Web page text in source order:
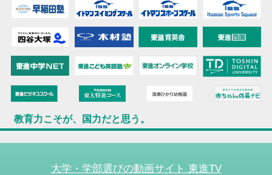
教育力こそが、国力だと思う。
大学・学部選びの動画サイト 東進TV